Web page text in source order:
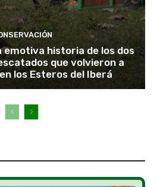
emotiva historia de los dos
que volvieron a
los Esteros del Iberá